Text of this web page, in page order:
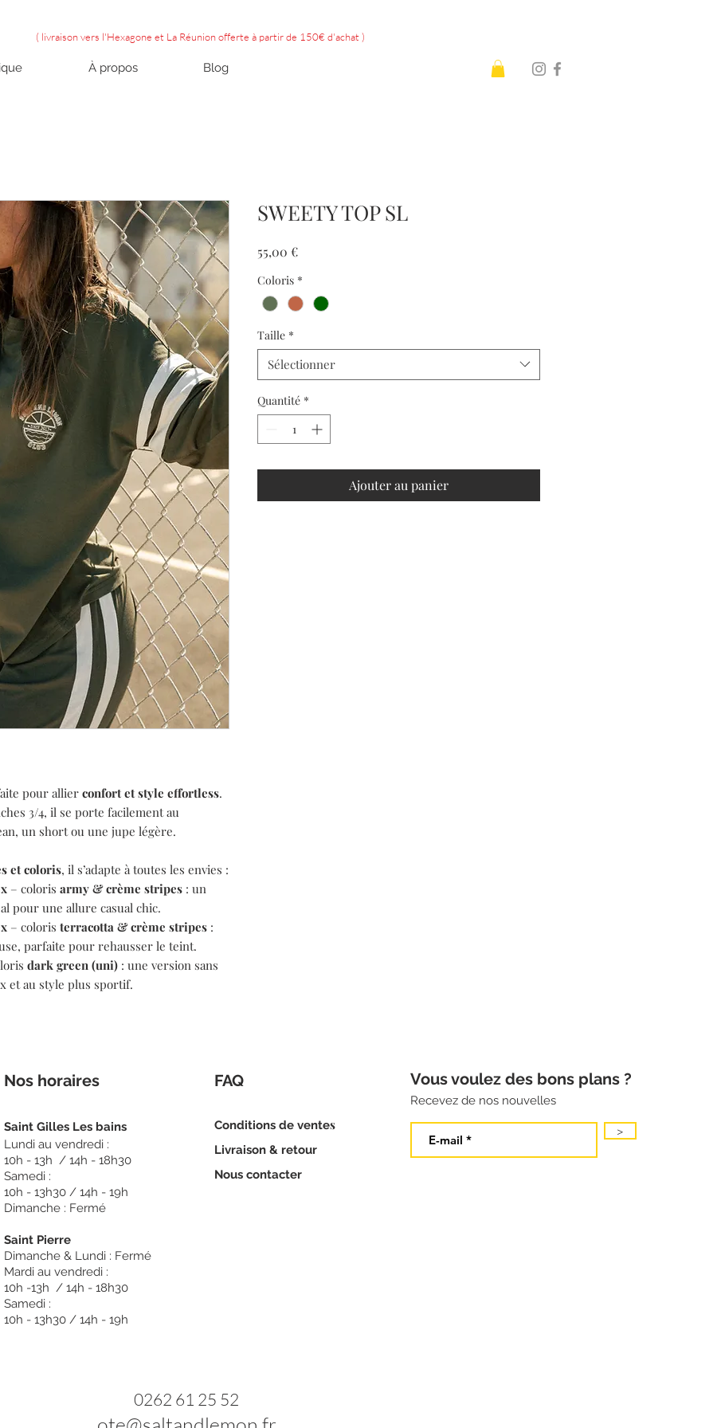
( livraison vers l'Hexagone et La Réunion offerte à partir de 150€ d'achat )
À propos Blog
pour allier confort et style effortless.
3/4, il se porte facilement au
un short ou une jupe légère.
et coloris, il s’adapte à toutes les envies :
– coloris army & crème stripes : un
pour une allure casual chic.
– coloris terracotta & crème stripes :
parfaite pour rehausser le teint.
dark green (uni) : une version sans
et au style plus sportif.
SWEETY TOP SL
55,00 €Prix
Coloris *
Taille *
Sélectionner
Quantité *
Ajouter au panier
Nos horaires
Saint Gilles Les bains
Lundi au vendredi :
10h - 13h / 14h - 18h30
Samedi :
10h - 13h30 / 14h - 19h
Dimanche : Fermé
Saint Pierre
Dimanche & Lundi : Fermé
Mardi au vendredi :
10h -13h / 14h - 18h30
Samedi :
10h - 13h30 / 14h - 19h
FAQ
Conditions de ventes
Livraison & retour
Nous contacter
Vous voulez des bons plans ?
Recevez de nos nouvelles
>
0262 61 25 52